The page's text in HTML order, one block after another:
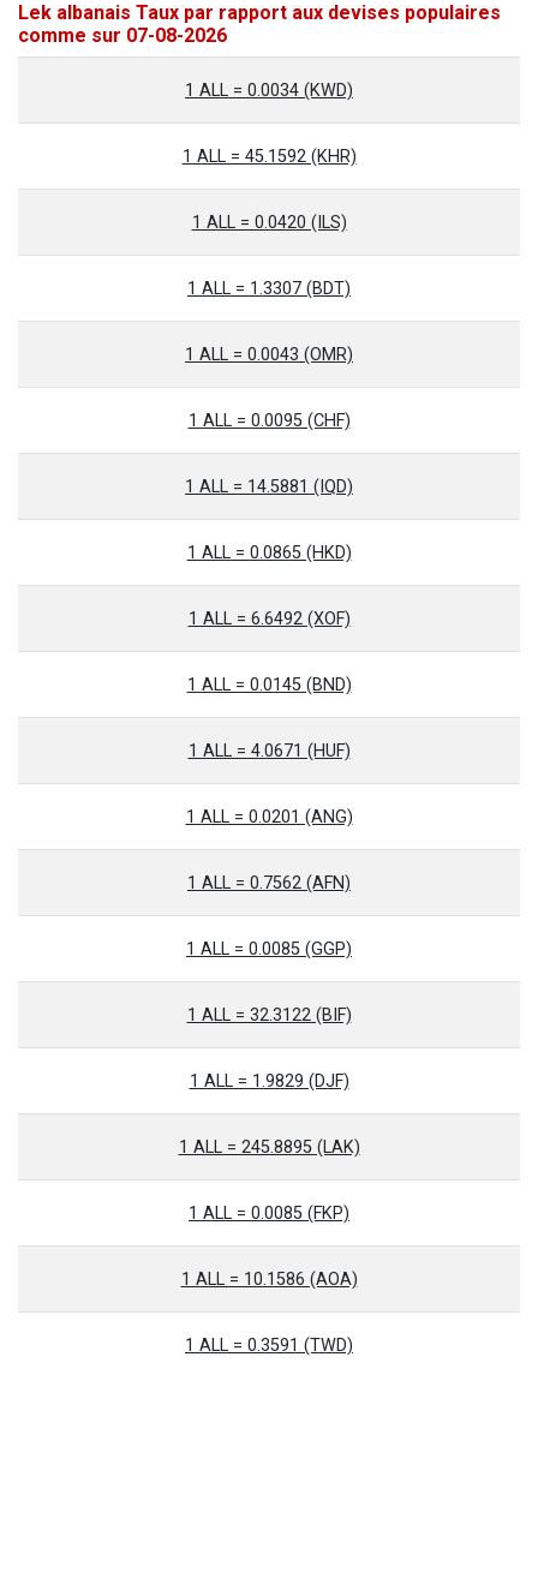
Lek albanais Taux par rapport aux devises populaires
comme sur 07-08-2026
1 ALL = 0.0034 (KWD)
1 ALL = 45.1592 (KHR)
1 ALL = 0.0420 (ILS)
1 ALL = 1.3307 (BDT)
1 ALL = 0.0043 (OMR)
1 ALL = 0.0095 (CHF)
1 ALL = 14.5881 (IQD)
1 ALL = 0.0865 (HKD)
1 ALL = 6.6492 (XOF)
1 ALL = 0.0145 (BND)
1 ALL = 4.0671 (HUF)
1 ALL = 0.0201 (ANG)
1 ALL = 0.7562 (AFN)
1 ALL = 0.0085 (GGP)
1 ALL = 32.3122 (BIF)
1 ALL = 1.9829 (DJF)
1 ALL = 245.8895 (LAK)
1 ALL = 0.0085 (FKP)
1 ALL = 10.1586 (AOA)
1 ALL = 0.3591 (TWD)